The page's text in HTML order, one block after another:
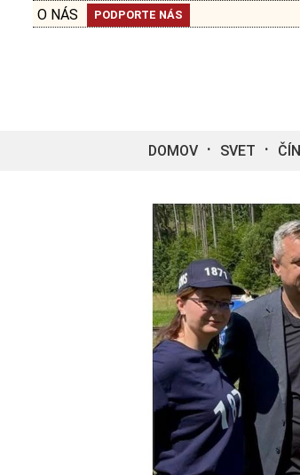
O NÁS PODPORTE NÁS
DOMOV SVET